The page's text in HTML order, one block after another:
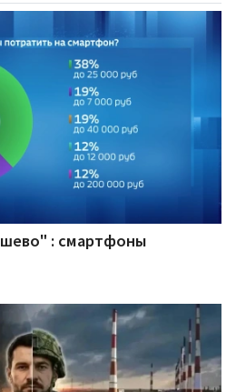
: смартфоны